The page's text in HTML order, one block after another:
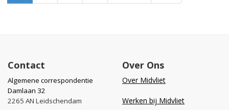
Contact
Algemene correspondentie
Damlaan 32
2265 AN Leidschendam
Over Ons
Over Midvliet
Werken bij Midvliet